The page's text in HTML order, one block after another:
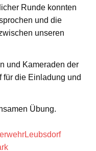
Runde konnten
und die
unseren
und Kameraden der
für die Einladung und
Übung.